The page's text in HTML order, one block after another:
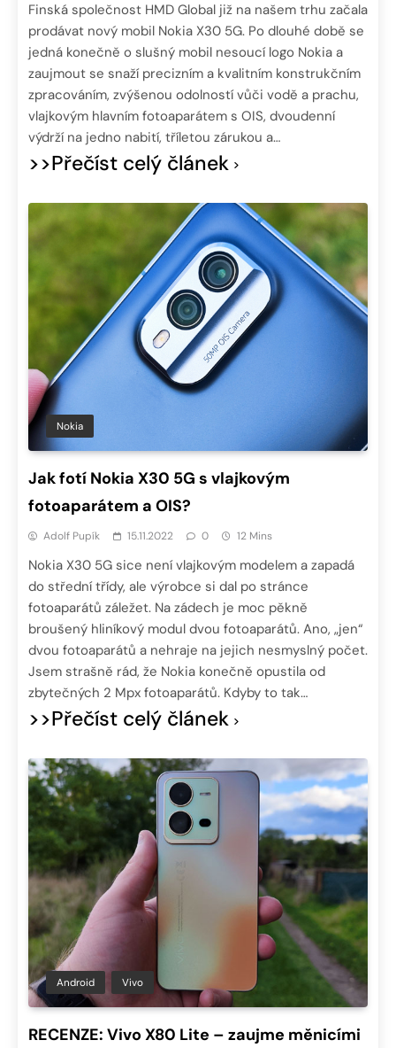
Finská společnost HMD Global již na našem trhu začala
prodávat nový mobil Nokia X30 5G. Po dlouhé době se
jedná konečně o slušný mobil nesoucí logo Nokia a
zaujmout se snaží precizním a kvalitním konstrukčním
zpracováním, zvýšenou odolností vůči vodě a prachu,
vlajkovým hlavním fotoaparátem s OIS, dvoudenní
výdrží na jedno nabití, tříletou zárukou a…
>>Přečíst celý článek
Nokia
Jak fotí Nokia X30 5G s vlajkovým
fotoaparátem a OIS?
Adolf Pupík 15.11.2022 0 12 Mins
Nokia X30 5G sice není vlajkovým modelem a zapadá
do střední třídy, ale výrobce si dal po stránce
fotoaparátů záležet. Na zádech je moc pěkně
broušený hliníkový modul dvou fotoaparátů. Ano, „jen“
dvou fotoaparátů a nehraje na jejich nesmyslný počet.
Jsem strašně rád, že Nokia konečně opustila od
zbytečných 2 Mpx fotoaparátů. Kdyby to tak…
>>Přečíst celý článek
Android Vivo
RECENZE: Vivo X80 Lite – zaujme měnicími